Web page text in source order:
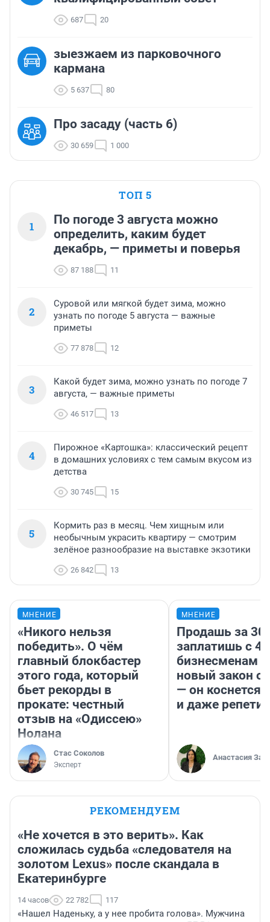
687 20
зыезжаем из парковочного
кармана
5 637 80
Про засаду (часть 6)
30 659 1 000
ТОП 5
1
По погоде 3 августа можно
определить, каким будет
декабрь, — приметы и поверья
87 188 11
2
Суровой или мягкой будет зима, можно
узнать по погоде 5 августа — важные
приметы
77 878 12
3
Какой будет зима, можно узнать по погоде 7
августа, — важные приметы
46 517 13
4
Пирожное «Картошка»: классический рецепт
в домашних условиях с тем самым вкусом из
детства
30 745 15
5
Кормить раз в месяц. Чем хищным или
необычным украсить квартиру — смотрим
зелёное разнообразие на выставке экзотики
26 842 13
МНЕНИЕ
«Никого нельзя
победить». О чём
главный блокбастер
этого года, который
бьет рекорды в
прокате: честный
отзыв на «Одиссею»
Нолана
Стас Соколов
Эксперт
МНЕНИЕ
Продашь за
заплатишь с
бизнесменам
новый закон о
— он коснется
и даже
Анастасия
РЕКОМЕНДУЕМ
«Не хочется в это верить». Как
сложилась судьба «следователя на
золотом Lexus» после скандала в
Екатеринбурге
14 часов 22 782 117
«Нашел Наденьку, а у нее пробита голова». Мужчина